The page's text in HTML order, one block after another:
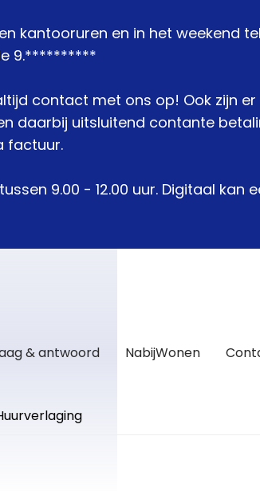
kantooruren en in het weekend
9.**********
contact met ons op! Ook zijn
daarbij uitsluitend contante
factuur.
9.00 - 12.00 uur. Digitaal kan
& antwoord NabijWonen